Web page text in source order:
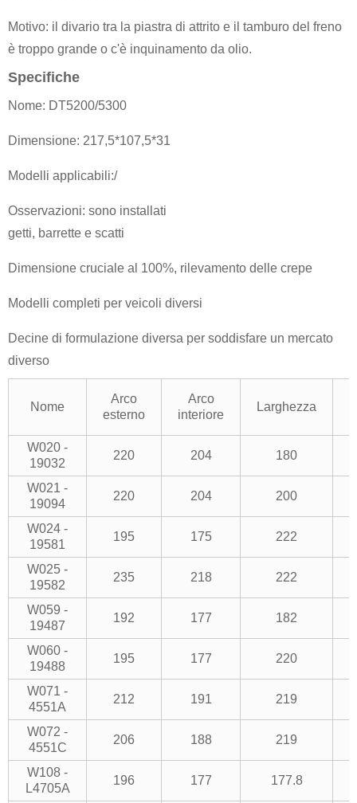
Motivo: il divario tra la piastra di attrito e il tamburo del freno
è troppo grande o c'è inquinamento da olio.
Specifiche
Nome: DT5200/5300
Dimensione: 217,5*107,5*31
Modelli applicabili:/
Osservazioni: sono installati
getti, barrette e scatti
Dimensione cruciale al 100%, rilevamento delle crepe
Modelli completi per veicoli diversi
Decine di formulazione diversa per soddisfare un mercato
diverso
Nome
Arco
esterno
Arco
interiore
Larghezza
W020 -
19032
220 204 180
W021 -
19094
220 204 200
W024 -
19581
195 175 222
W025 -
19582
235 218 222
W059 -
19487
192 177 182
W060 -
19488
195 177 220
W071 -
4551A
212 191 219
W072 -
4551C
206 188 219
W108 -
L4705A
196 177 177.8